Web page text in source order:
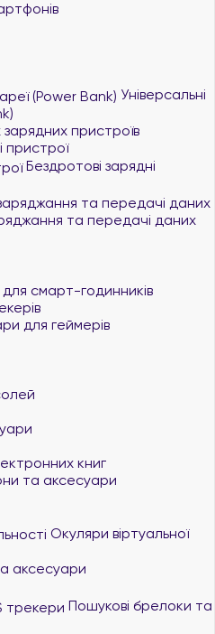
Універсальні
пристроїв
пристрої
Бездротові зарядні
та передачі даних
смарт-годинників
для геймерів
книг
та аксесуари
Окуляри віртуальної
аксесуари
Пошукові брелоки та